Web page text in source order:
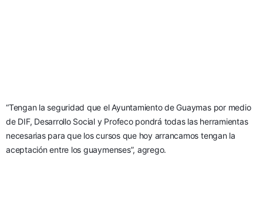
“Tengan la seguridad que el Ayuntamiento de Guaymas por medio
de DIF, Desarrollo Social y Profeco pondrá todas las herramientas
necesarias para que los cursos que hoy arrancamos tengan la
aceptación entre los guaymenses”, agrego.